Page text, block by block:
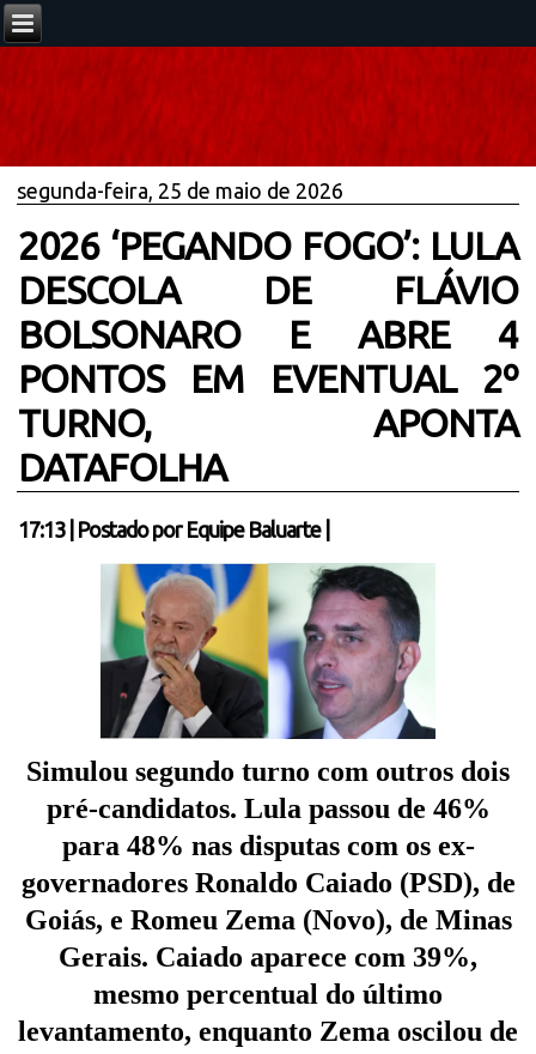
segunda-feira, 25 de maio de 2026
2026 ‘PEGANDO FOGO’: LULA
DESCOLA DE FLÁVIO
BOLSONARO E ABRE 4
PONTOS EM EVENTUAL 2º
TURNO, APONTA
DATAFOLHA
17:13| Postado por Equipe Baluarte
Simulou segundo turno com outros dois
pré-candidatos. Lula passou de 46%
para 48% nas disputas com os ex-
governadores Ronaldo Caiado (PSD), de
Goiás, e Romeu Zema (Novo), de Minas
Gerais. Caiado aparece com 39%,
mesmo percentual do último
levantamento, enquanto Zema oscilou de